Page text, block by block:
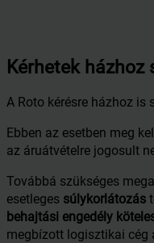
Kérhetek
A Roto kérésre házhoz is
Ebben az esetben meg
az áruátvételre jogosult
Továbbá szükséges
esetleges súlykorlátozás
behajtási engedély
megbízott logisztikai cég